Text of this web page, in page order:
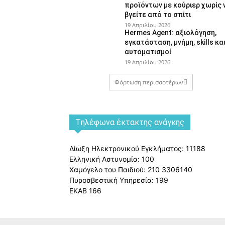
προϊόντων με κούριερ χωρίς
βγείτε από το σπίτι
19 Απριλίου 2026
Hermes Agent: αξιολόγηση,
εγκατάσταση, μνήμη, skills
αυτοματισμοί
19 Απριλίου 2026
Φόρτωση περισσοτέρων
Tηλέφωνα έκτακτης ανάγκης
Δίωξη Ηλεκτρονικού Εγκλήματος: 11188
Ελληνική Αστυνομία: 100
Χαμόγελο του Παιδιού: 210 3306140
Πυροσβεστική Υπηρεσία: 199
ΕΚΑΒ 166